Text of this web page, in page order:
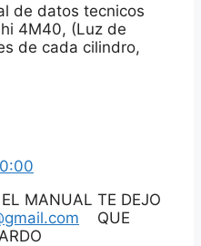
de datos tecnicos
4M40, (Luz de
de cada cilindro,
MANUAL TE DEJO
QUE